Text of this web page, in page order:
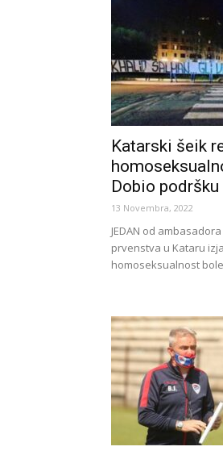
Katarski šeik
Dobio podršku
13 Novembra, 2022
JEDAN od
prvenstva u Kataru
homoseksualnost